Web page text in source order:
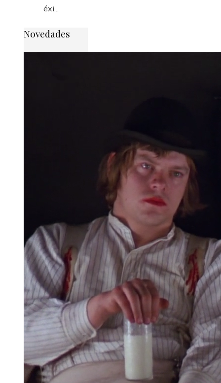
éxi...
Novedades